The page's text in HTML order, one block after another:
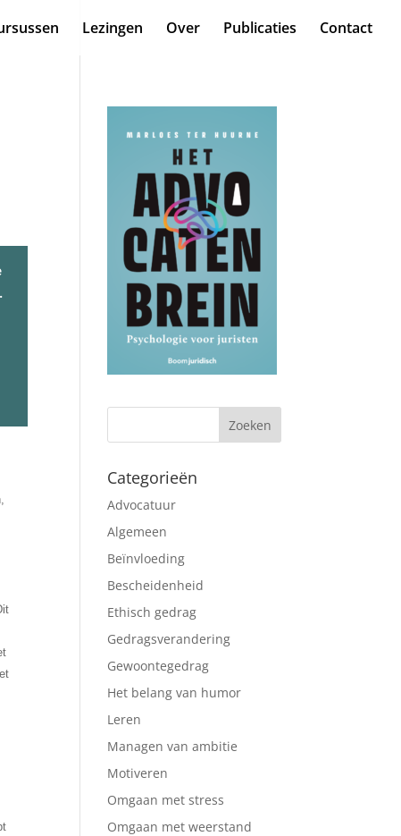
Lezingen Over Publicaties Contact
Categorieën
Advocatuur
Algemeen
Beïnvloeding
Bescheidenheid
Ethisch gedrag
Gedragsverandering
Gewoontegedrag
Het belang van humor
Leren
Managen van ambitie
Motiveren
Omgaan met stress
Omgaan met weerstand